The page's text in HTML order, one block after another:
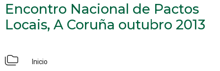
Encontro Nacional de Pactos
Locais, A Coruña outubro 2013
Inicio